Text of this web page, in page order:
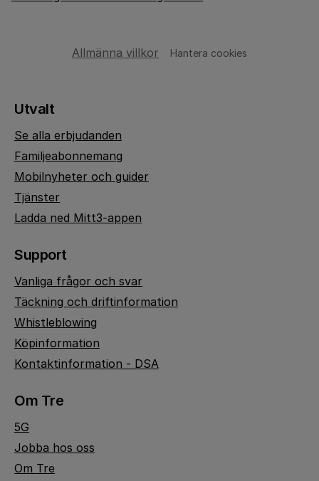
Allmänna villkor Hantera cookies
Utvalt
Se alla erbjudanden
Familjeabonnemang
Mobilnyheter och guider
Tjänster
Ladda ned Mitt3-appen
Support
Vanliga frågor och svar
Täckning och driftinformation
Whistleblowing
Köpinformation
Kontaktinformation - DSA
Om Tre
5G
Jobba hos oss
Om Tre